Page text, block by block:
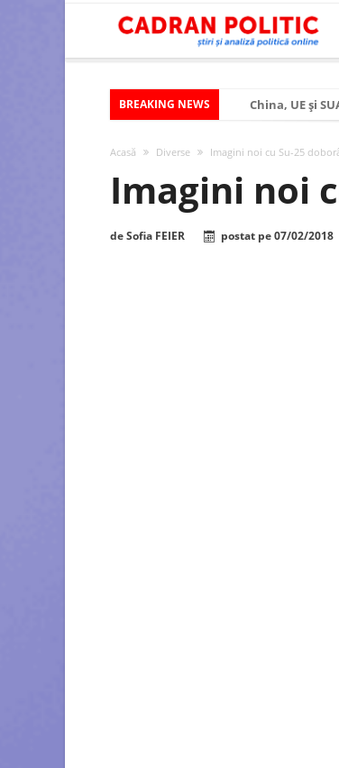
BREAKING NEWS
China, UE și
Modelul
Viitorul
Acasă Diverse Imagini noi cu Su-25
Imagini noi
deSofia FEIER postat pe07/02/2018